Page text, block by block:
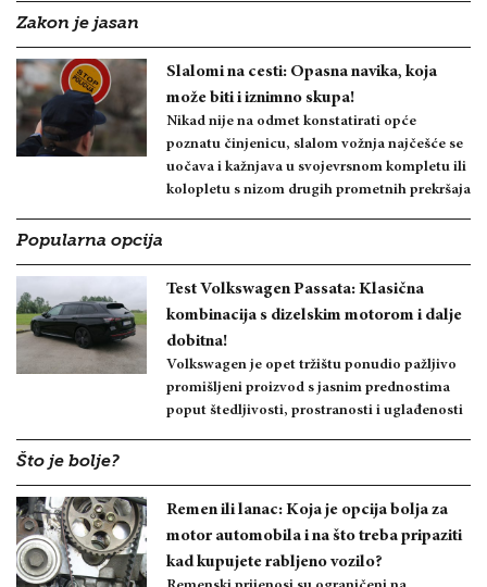
Zakon je jasan
Slalomi na cesti: Opasna navika, koja
može biti i iznimno skupa!
Nikad nije na odmet konstatirati opće
poznatu činjenicu, slalom vožnja najčešće se
uočava i kažnjava u svojevrsnom kompletu ili
kolopletu s nizom drugih prometnih prekršaja
Popularna opcija
Test Volkswagen Passata: Klasična
kombinacija s dizelskim motorom i dalje
dobitna!
Volkswagen je opet tržištu ponudio pažljivo
promišljeni proizvod s jasnim prednostima
poput štedljivosti, prostranosti i uglađenosti
Što je bolje?
Remen ili lanac: Koja je opcija bolja za
motor automobila i na što treba pripaziti
kad kupujete rabljeno vozilo?